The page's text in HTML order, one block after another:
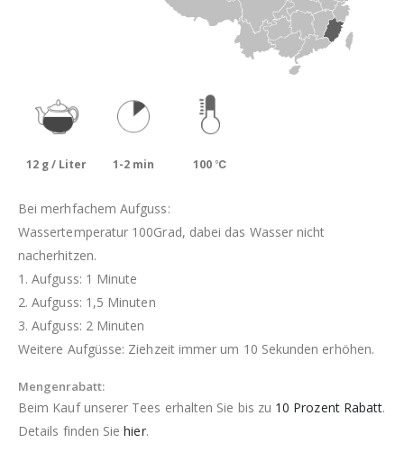
12 g / Liter 1-2 min 100 ℃
Bei merhfachem Aufguss:
Wassertemperatur 100Grad, dabei das Wasser nicht
nacherhitzen.
1. Aufguss: 1 Minute
2. Aufguss: 1,5 Minuten
3. Aufguss: 2 Minuten
Weitere Aufgüsse: Ziehzeit immer um 10 Sekunden erhöhen.
Mengenrabatt:
Beim Kauf unserer Tees erhalten Sie bis zu 10 Prozent Rabatt.
Details finden Siehier.